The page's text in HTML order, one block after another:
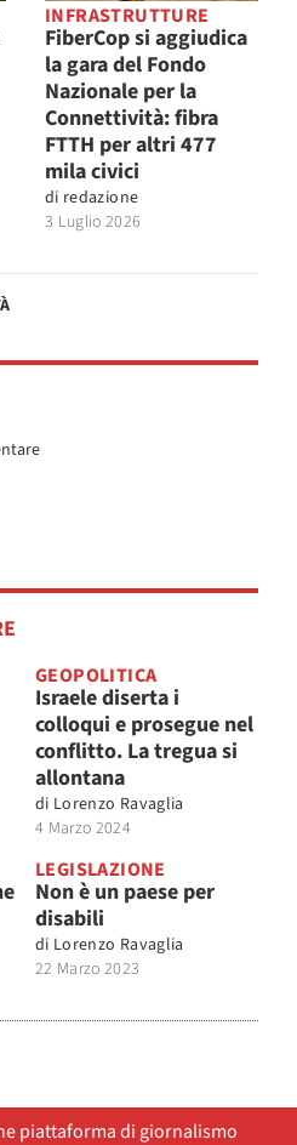
INFRASTRUTTURE
FiberCop si aggiudica
la gara del Fondo
Nazionale per la
Connettività: fibra
FTTH per altri 477
mila civici
di redazione
3 Luglio 2026
GEOPOLITICA
Israele diserta i
colloqui e prosegue nel
conflitto. La tregua si
allontana
di Lorenzo Ravaglia
4 Marzo 2024
LEGISLAZIONE
Non è un paese per
disabili
di Lorenzo Ravaglia
22 Marzo 2023
piattaforma di giornalismo